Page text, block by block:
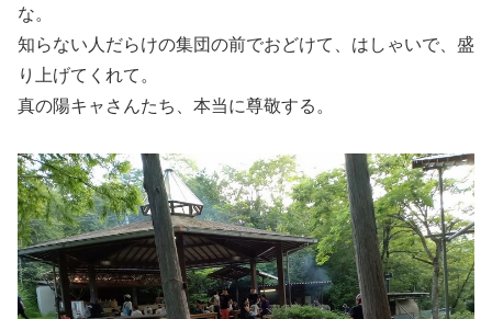
な。
知らない人だらけの集団の前でおどけて、はしゃいで、盛
り上げてくれて。
真の陽キャさんたち、本当に尊敬する。